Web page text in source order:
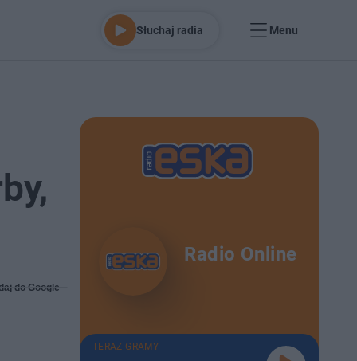
Słuchaj radia Menu
do Google
Radio Online
TERAZ GRAMY